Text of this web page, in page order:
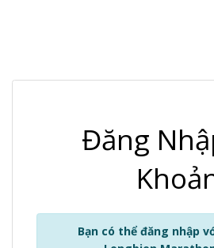
Đăng
Bạn có thể đăng nhập